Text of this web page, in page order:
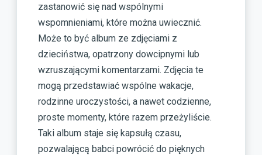
zastanowić się nad wspólnymi
wspomnieniami, które można uwiecznić.
Może to być album ze zdjęciami z
dzieciństwa, opatrzony dowcipnymi lub
wzruszającymi komentarzami. Zdjęcia te
mogą przedstawiać wspólne wakacje,
rodzinne uroczystości, a nawet codzienne,
proste momenty, które razem przeżyliście.
Taki album staje się kapsułą czasu,
pozwalającą babci powrócić do pięknych